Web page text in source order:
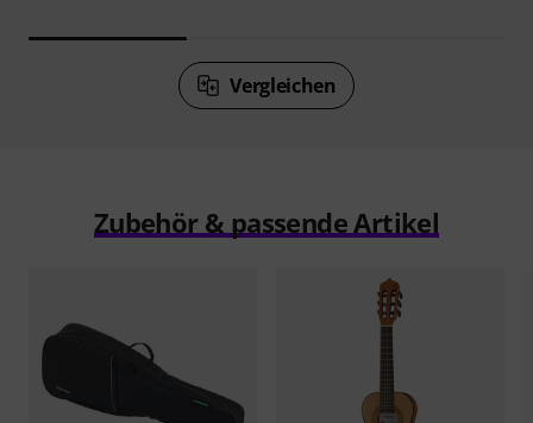
Vergleichen
Zubehör & passende Artikel